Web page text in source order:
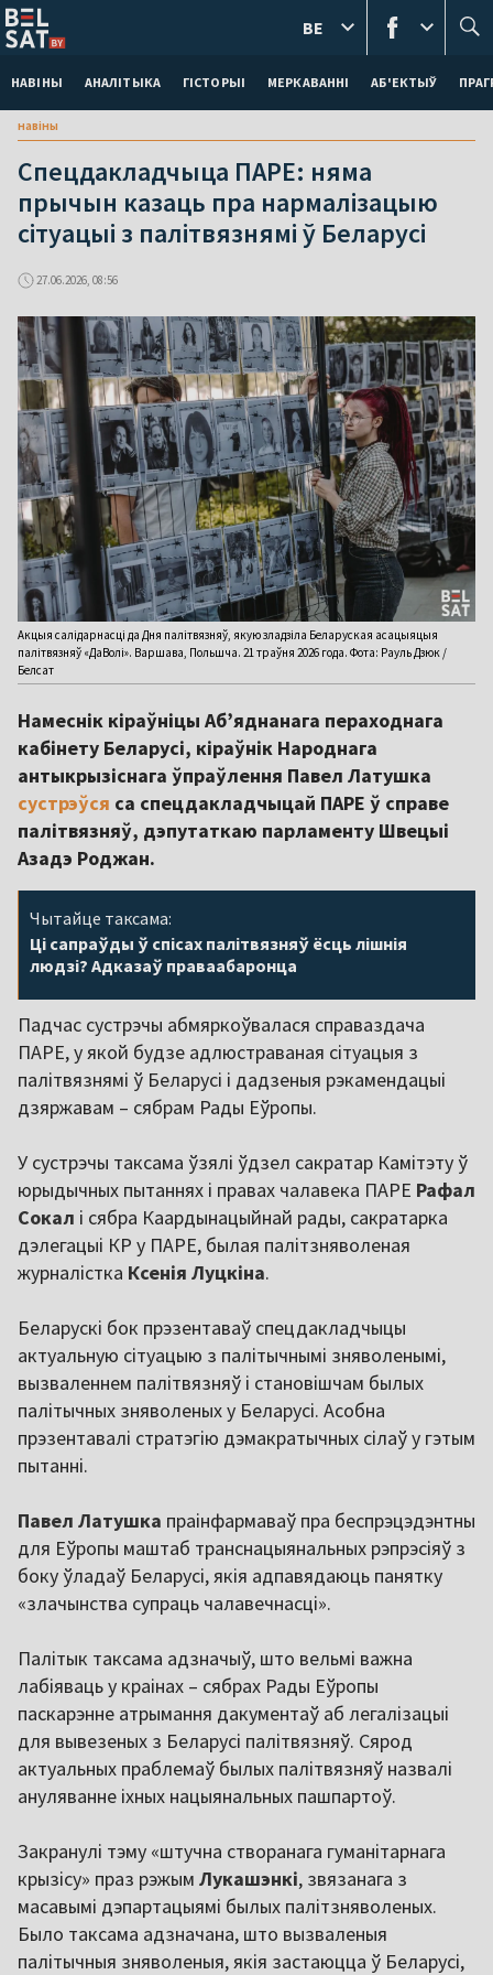
НАВІНЫ АНАЛІТЫКА ГІСТОРЫІ МЕРКАВАННI АБ'ЕКТЫЎ
BE
навіны
Спецдакладчыца ПАРЕ: няма
прычын казаць пра нармалізацыю
сітуацыі з палітвязнямі ў Беларусі
27.06.2026, 08:56
Акцыя салідарнасці да Дня палітвязняў, якую зладзіла Беларуская асацыяцыя
палітвязняў «ДаВолі». Варшава, Польшча. 21 траўня 2026 года. Фота: Рауль Дзюк /
Белсат
Намеснік кіраўніцы Аб’яднанага пераходнага
кабінету Беларусі, кіраўнік Народнага
антыкрызіснага ўпраўлення Павел Латушка
сустрэўся са спецдакладчыцай ПАРЕ ў справе
палітвязняў, дэпутаткаю парламенту Швецыі
Азадэ Роджан.
Чытайце таксама:
Ці сапраўды ў спісах палітвязняў ёсць лішнія
людзі? Адказаў праваабаронца
Падчас сустрэчы абмяркоўвалася справаздача
ПАРЕ, у якой будзе адлюстраваная сітуацыя з
палітвязнямі ў Беларусі і дадзеныя рэкамендацыі
дзяржавам – сябрам Рады Еўропы.
У сустрэчы таксама ўзялі ўдзел сакратар Камітэту ў
юрыдычных пытаннях і правах чалавека ПАРЕ Рафал
Сокал і сябра Каардынацыйнай рады, сакратарка
дэлегацыі КР у ПАРЕ, былая палітзняволеная
журналістка Ксенія Луцкіна.
Беларускі бок прэзентаваў спецдакладчыцы
актуальную сітуацыю з палітычнымі зняволенымі,
вызваленнем палітвязняў і становішчам былых
палітычных зняволеных у Беларусі. Асобна
прэзентавалі стратэгію дэмакратычных сілаў у гэтым
пытанні.
Павел Латушка праінфармаваў пра беспрэцэдэнтны
для Еўропы маштаб транснацыянальных рэпрэсіяў з
боку ўладаў Беларусі, якія адпавядаюць панятку
«злачынства супраць чалавечнасці».
Палітык таксама адзначыў, што вельмі важна
лабіяваць у краінах – сябрах Рады Еўропы
паскарэнне атрымання дакументаў аб легалізацыі
для вывезеных з Беларусі палітвязняў. Сярод
актуальных праблемаў былых палітвязняў назвалі
ануляванне іхных нацыянальных пашпартоў.
Закранулі тэму «штучна створанага гуманітарнага
крызісу» праз рэжым Лукашэнкі, звязанага з
масавымі дэпартацыямі былых палітзняволеных.
Было таксама адзначана, што вызваленыя
палітычныя зняволеныя, якія застаюцца ў Беларусі,